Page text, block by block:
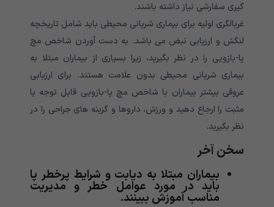
گیری سفارشی نیاز داشته باشند.
غربالگری اولیه برای بیماری شریانی محیطی باید شامل تاریخچه
لنگش و ارزیابی نبض می باشد. به دست آوردن شاخص مچ
پا-بازویی را در نظر بگیرید، زیرا بسیاری از بیماران مبتلا به
بیماری شریانی محیطی بدون علامت هستند. برای ارزیابی
عروقی بیشتر بیماران با شاخص مچ پا-بازویی قابل توجه یا
مثبت را ارجاع دهید و ورزش، داروها و گزینه های جراحی را در
نظر بگیرید.
سخن آخر
بیماران مبتلا به دیابت و شرایط پرخطر پا
باید در مورد عوامل خطر و مدیریت
مناسب آموزش ببینند.